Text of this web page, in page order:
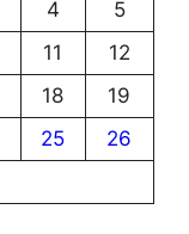
4
5
11
12
18
19
25
26